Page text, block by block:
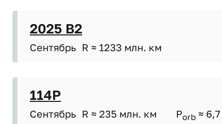
2025 B2
Сентябрь R ≈ 1233 млн. км
114P
Сентябрь R ≈ 235 млн. км Porb ≈ 6,7